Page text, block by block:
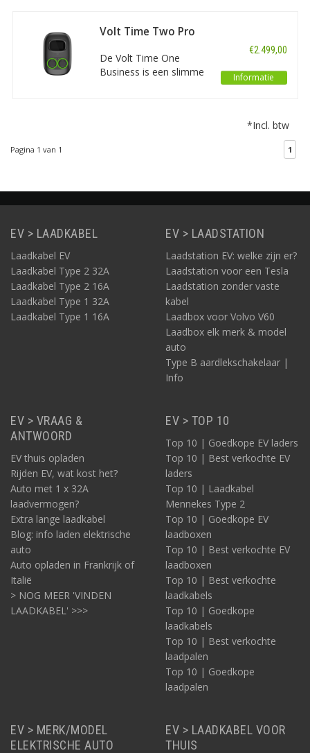
en 4G. Geschikt voor
professioneel
laadbeheer,
kostenverrekening en
Volt Time Two Pro
De Volt Time One
Business is een slimme
€2.499,00
Informatie
*Incl. btw
Pagina 1 van 1 1
EV > LAADKABEL
Laadkabel EV
Laadkabel Type 2 32A
Laadkabel Type 2 16A
Laadkabel Type 1 32A
Laadkabel Type 1 16A
EV > LAADSTATION
Laadstation EV: welke zijn er?
Laadstation voor een Tesla
Laadstation zonder vaste
kabel
Laadbox voor Volvo V60
Laadbox elk merk & model
auto
Type B aardlekschakelaar |
Info
EV > VRAAG &
ANTWOORD
EV thuis opladen
Rijden EV, wat kost het?
Auto met 1 x 32A
laadvermogen?
Extra lange laadkabel
Blog: info laden elektrische
auto
Auto opladen in Frankrijk of
Italië
> NOG MEER 'VINDEN
LAADKABEL' >>>
EV > TOP 10
Top 10 | Goedkope EV laders
Top 10 | Best verkochte EV
laders
Top 10 | Laadkabel
Mennekes Type 2
Top 10 | Goedkope EV
laadboxen
Top 10 | Best verkochte EV
laadboxen
Top 10 | Best verkochte
laadkabels
Top 10 | Goedkope
laadkabels
Top 10 | Best verkochte
laadpalen
Top 10 | Goedkope
laadpalen
EV > MERK/MODEL
ELEKTRISCHE AUTO
EV > LAADKABEL VOOR
THUIS